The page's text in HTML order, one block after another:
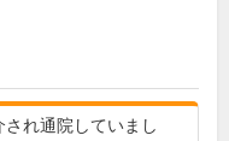
れ通院していまし